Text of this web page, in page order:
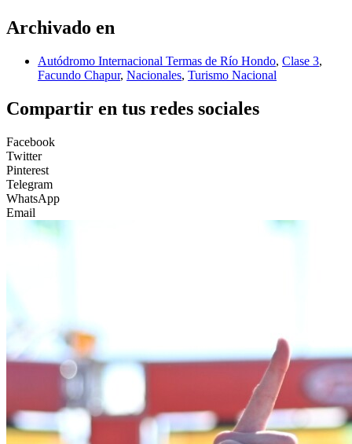
Archivado en
Autódromo Internacional Termas de Río Hondo, Clase 3,
Facundo Chapur, Nacionales, Turismo Nacional
Compartir en tus redes sociales
Facebook
Twitter
Pinterest
Telegram
WhatsApp
Email